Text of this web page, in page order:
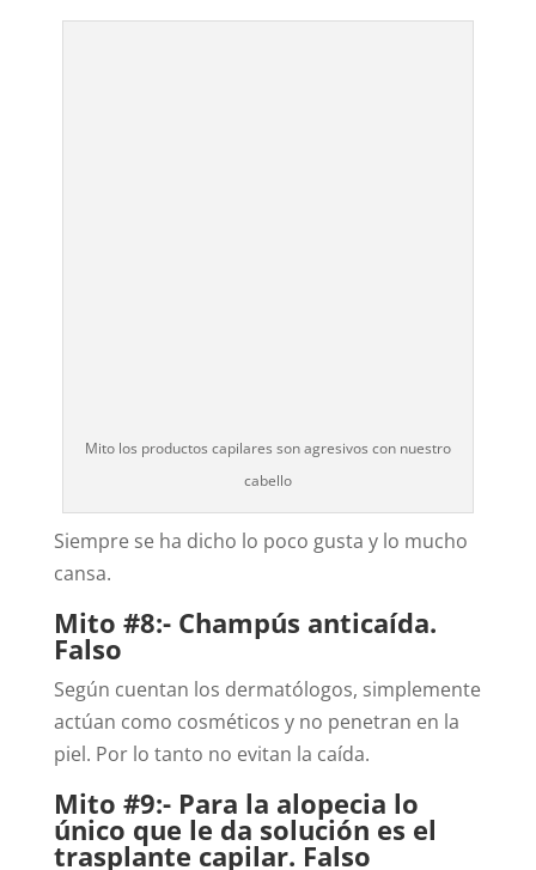
Mito los productos capilares son agresivos con nuestro
cabello
Siempre se ha dicho lo poco gusta y lo mucho
cansa.
Mito #8:- Champús anticaída.
Falso
Según cuentan los dermatólogos, simplemente
actúan como cosméticos y no penetran en la
piel. Por lo tanto no evitan la caída.
Mito #9:- Para la alopecia lo
único que le da solución es el
trasplante capilar. Falso